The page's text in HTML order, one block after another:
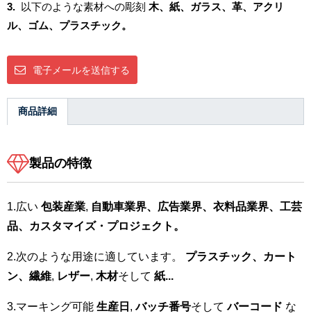
3. 以下のような素材への彫刻 木、紙、ガラス、革、アクリ
ル、ゴム、プラスチック。
電子メールを送信する
商品詳細
製品の特徴
1.広い 包装産業, 自動車業界、広告業界、衣料品業界、工芸
品、カスタマイズ・プロジェクト。
2.次のような用途に適しています。 プラスチック、カート
ン、繊維, レザー, 木材そして 紙...
3.マーキング可能 生産日 , バッチ番号そしてバーコード な